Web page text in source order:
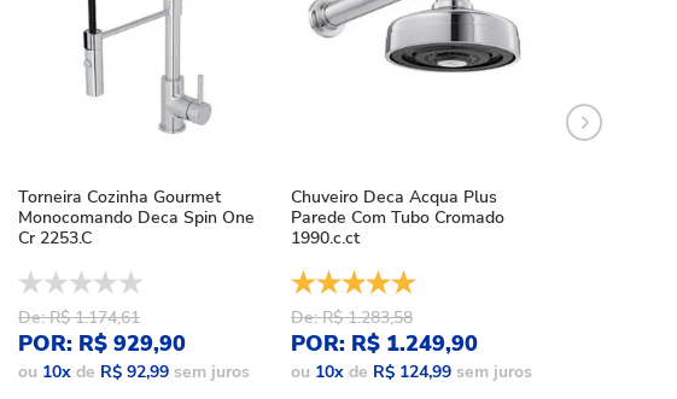
Torneira Cozinha Gourmet
Monocomando Deca Spin One
Cr 2253.C
De: R$ 1.174,61
POR: R$ 929,90
ou 10x de R$ 92,99 sem juros
Chuveiro Deca Acqua Plus
Parede Com Tubo Cromado
1990.c.ct
De: R$ 1.283,58
POR: R$ 1.249,90
ou 10x de R$ 124,99 sem juros